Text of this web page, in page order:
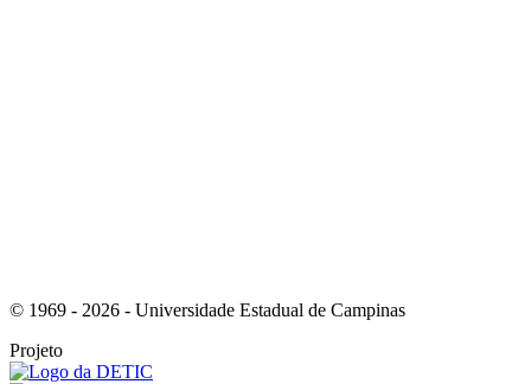
© 1969 - 2026 - Universidade Estadual de Campinas
Projeto